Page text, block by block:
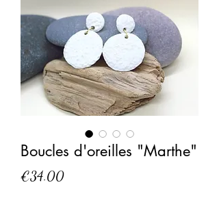
Boucles d'oreilles "Marthe"
€34.00Price